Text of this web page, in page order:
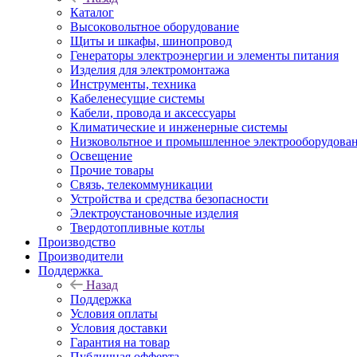
Каталог
Высоковольтное оборудование
Щиты и шкафы, шинопровод
Генераторы электроэнергии и элементы питания
Изделия для электромонтажа
Инструменты, техника
Кабеленесущие системы
Кабели, провода и аксессуары
Климатические и инженерные системы
Низковольтное и промышленное
Освещение
Прочие товары
Связь, телекоммуникации
Устройства и средства безопасности
Электроустановочные изделия
Твердотопливные котлы
Производство
Производители
Поддержка
Назад
Поддержка
Условия оплаты
Условия доставки
Гарантия на товар